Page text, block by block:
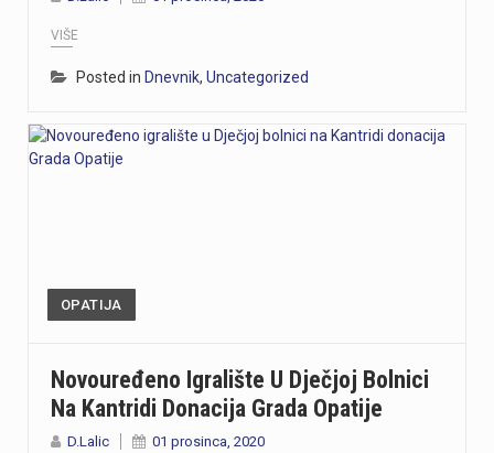
VIŠE
Posted in Dnevnik, Uncategorized
OPATIJA
Novouređeno Igralište U Dječjoj Bolnici
Na Kantridi Donacija Grada Opatije
D.Lalic 01 prosinca, 2020